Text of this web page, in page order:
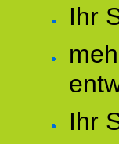
Ihr
Ihr